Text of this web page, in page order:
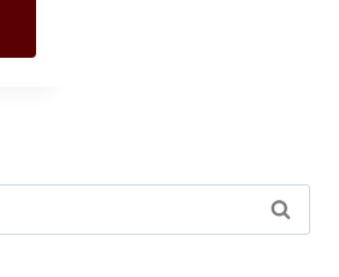
Cerca